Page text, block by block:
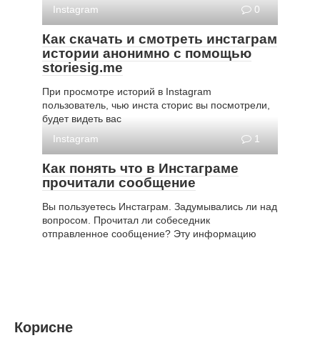
Instagram
0
Как скачать и смотреть инстаграм
истории анонимно с помощью
storiesig.me
При просмотре историй в Instagram
пользователь, чью инста сторис вы посмотрели,
будет видеть вас
Instagram
1
Как понять что в Инстаграме
прочитали сообщение
Вы пользуетесь Инстаграм. Задумывались ли над
вопросом. Прочитал ли собеседник
отправленное сообщение? Эту информацию
Корисне